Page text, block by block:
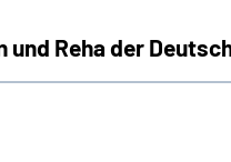
Reha der